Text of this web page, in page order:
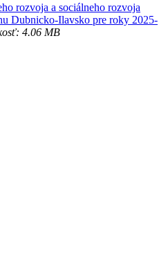
rozvoja a sociálneho rozvoja
Dubnicko-Ilavsko pre roky 2025-
4.06 MB